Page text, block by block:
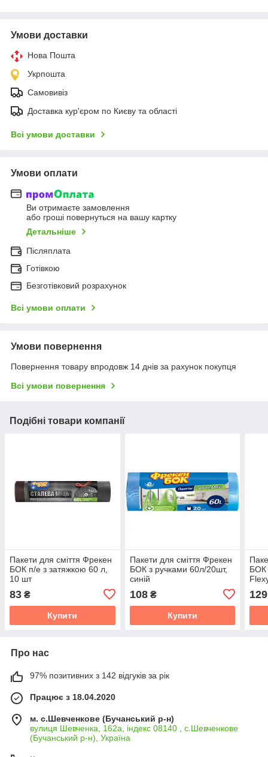
Умови доставки
Нова Пошта
Укрпошта
Самовивіз
Доставка кур'єром по Києву та області
Всі умови доставки
Умови оплати
Ви отримаєте замовлення
або гроші повернуться на вашу картку
Детальніше
Післяплата
Готівкою
Безготівковий розрахунок
Всі умови оплати
Умови повернення
Повернення товару впродовж 14 днів за рахунок покупця
Всі умови повернення
Подібні товари компанії
Пакети для смiття Фрекен
БОК п/е з затяжкою 60 л,
10 шт
83 ₴
Купити
Пакети для сміття Фрекен
БОК з ручками 60л/20шт,
синій
108₴
Купити
БОК
129
Про нас
97% позитивних з 142 відгуків за рік
Працює з 18.04.2020
м. с.Шевченкове (Бучанський р-н)
вулиця Шевченка, 162а, індекс 08140 , с.Шевченкове
(Бучанський р-н), Україна